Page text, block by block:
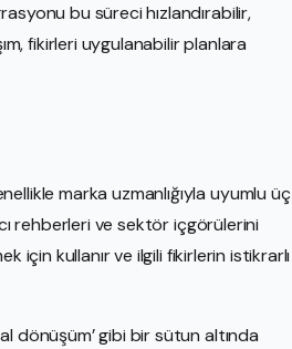
bu süreci hızlandırabilir,
fikirleri uygulanabilir planlara
marka uzmanlığıyla uyumlu üç
rehberleri ve sektör içgörülerini
için kullanır ve ilgili fikirlerin istikrarlı
dönüşüm’ gibi bir sütun altında